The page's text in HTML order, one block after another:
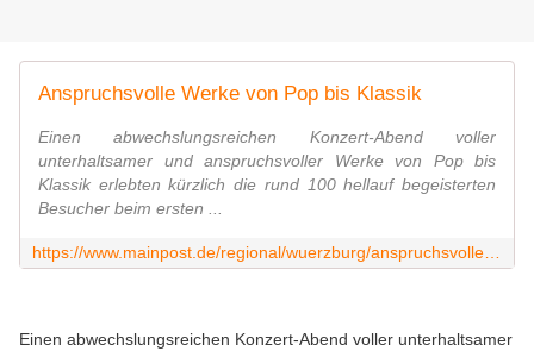
Anspruchsvolle Werke von Pop bis Klassik
Einen abwechslungsreichen Konzert-Abend voller
unterhaltsamer und anspruchsvoller Werke von Pop bis
Klassik erlebten kürzlich die rund 100 hellauf begeisterten
Besucher beim ersten ...
Einen abwechslungsreichen Konzert-Abend voller unterhaltsamer